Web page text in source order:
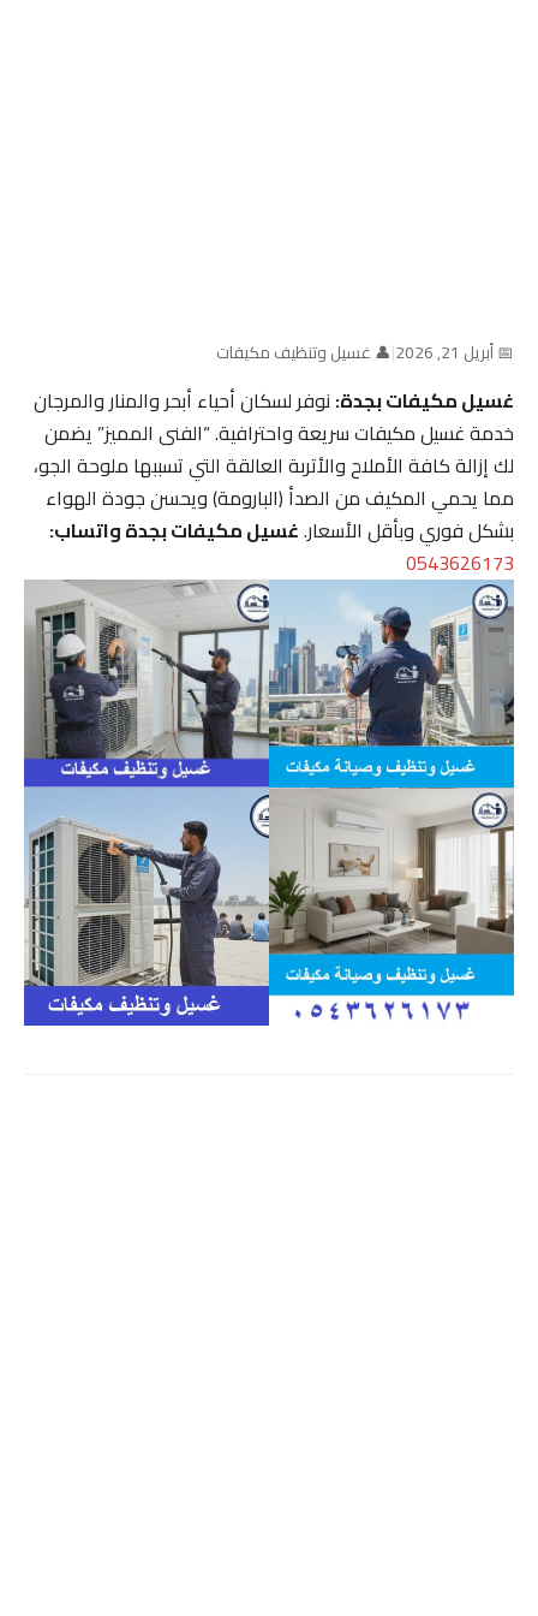
📅 أبريل 21, 2026 |👤 غسيل وتنظيف مكيفات
غسيل مكيفات بجدة:نوفر لسكان أحياء أبحر والمنار والمرجان
خدمة غسيل مكيفات سريعة واحترافية. “الفنى المميز” يضمن
لك إزالة كافة الأملاح والأتربة العالقة التي تسببها ملوحة الجو،
مما يحمي المكيف من الصدأ (البارومة) ويحسن جودة الهواء
بشكل فوري وبأقل الأسعار.غسيل مكيفات بجدة واتساب:
0543626173